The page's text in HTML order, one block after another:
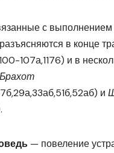
с выполнением
в конце
107а,1176) и в
Брахот
и
— повеление